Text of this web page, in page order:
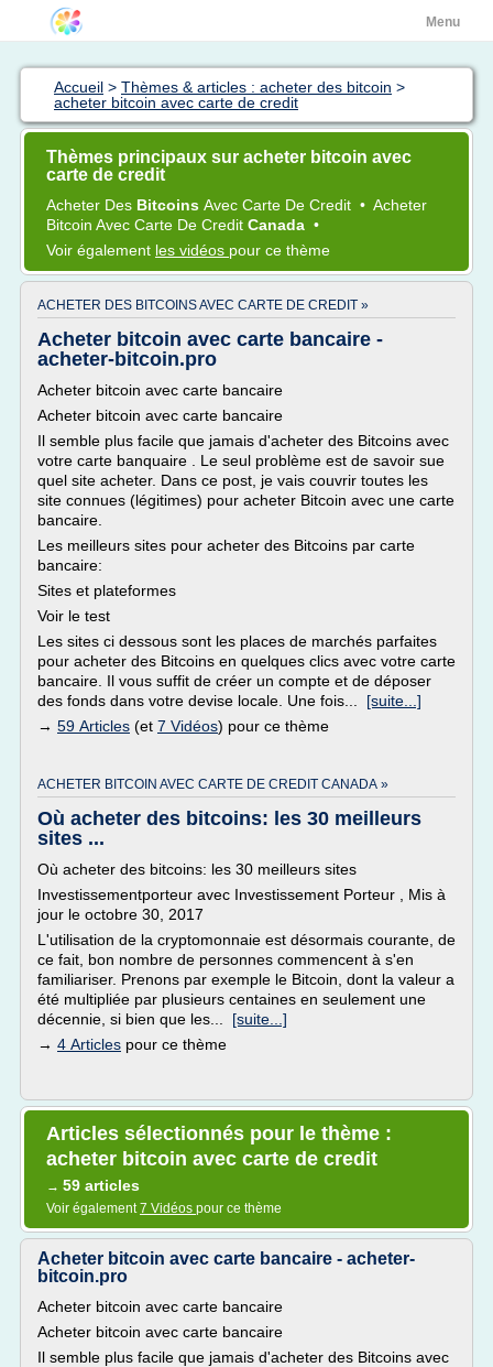
Menu
Accueil > Thèmes & articles : acheter des bitcoin >
acheter bitcoin avec carte de credit
Thèmes principaux sur acheter bitcoin avec
carte de credit
Acheter Des Bitcoins Avec Carte De Credit • Acheter
Bitcoin Avec Carte De Credit Canada •
Voir également les vidéos pour ce thème
ACHETER DES BITCOINS AVEC CARTE DE CREDIT »
Acheter bitcoin avec carte bancaire -
acheter-bitcoin.pro
Acheter bitcoin avec carte bancaire
Acheter bitcoin avec carte bancaire
Il semble plus facile que jamais d'acheter des Bitcoins avec
votre carte banquaire . Le seul problème est de savoir sue
quel site acheter. Dans ce post, je vais couvrir toutes les
site connues (légitimes) pour acheter Bitcoin avec une carte
bancaire.
Les meilleurs sites pour acheter des Bitcoins par carte
bancaire:
Sites et plateformes
Voir le test
Les sites ci dessous sont les places de marchés parfaites
pour acheter des Bitcoins en quelques clics avec votre carte
bancaire. Il vous suffit de créer un compte et de déposer
des fonds dans votre devise locale. Une fois... [suite...]
→ 59 Articles (et 7 Vidéos) pour ce thème
ACHETER BITCOIN AVEC CARTE DE CREDIT CANADA »
Où acheter des bitcoins: les 30 meilleurs
sites ...
Où acheter des bitcoins: les 30 meilleurs sites
Investissementporteur avec Investissement Porteur , Mis à
jour le octobre 30, 2017
L'utilisation de la cryptomonnaie est désormais courante, de
ce fait, bon nombre de personnes commencent à s'en
familiariser. Prenons par exemple le Bitcoin, dont la valeur a
été multipliée par plusieurs centaines en seulement une
décennie, si bien que les... [suite...]
→ 4 Articles pour ce thème
Articles sélectionnés pour le thème :
acheter bitcoin avec carte de credit
→ 59 articles
Voir également7 Vidéos pour ce thème
Acheter bitcoin avec carte bancaire - acheter-
bitcoin.pro
Acheter bitcoin avec carte bancaire
Acheter bitcoin avec carte bancaire
Il semble plus facile que jamais d'acheter des Bitcoins avec